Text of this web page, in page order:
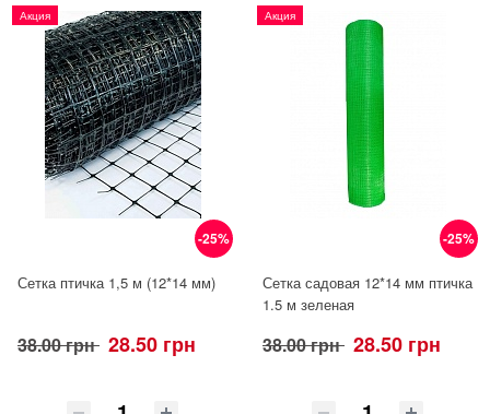
-25%
Акция
Сетка птичка 1,5 м (12*14 мм)
38.00 грн 28.50 грн
-25%
Акция
Сетка садовая 12*14 мм птичка
1.5 м зеленая
38.00 грн 28.50 грн